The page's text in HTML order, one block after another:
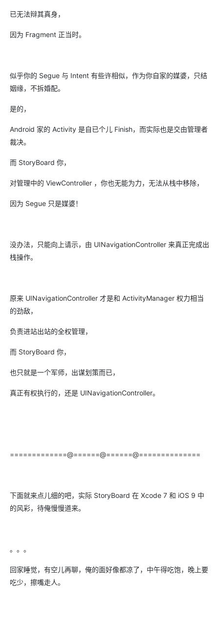
已无法辩其真身，
因为 Fragment 正当时。
似乎你的 Segue 与 Intent 有些许相似，作为你自家的媒婆，只结
姻缘，不拆婚配。
是的，
Android 家的 Activity 是自已个儿 Finish，而实际也是交由管理者
裁决。
而 StoryBoard 你，
对管理中的 ViewController ，你也无能为力，无法从栈中移除，
因为 Segue 只是媒婆！
没办法，只能向上请示，由 UINavigationController 来真正完成出
栈操作。
原来 UINavigationController 才是和 ActivityManager 权力相当
的劲敌，
负责进站出站的全权管理，
而 StoryBoard 你，
也只就是一个军师，出谋划策而已，
真正有权执行的，还是 UINavigationController。
=============@======@======@==============
下面就来点儿细的吧，实际 StoryBoard 在 Xcode 7 和 iOS 9 中
的风彩，待俺慢慢道来。
。。。
回家睡觉，有空儿再聊，俺的面好像都凉了，中午得吃饱，晚上要
吃少，擦嘴走人。